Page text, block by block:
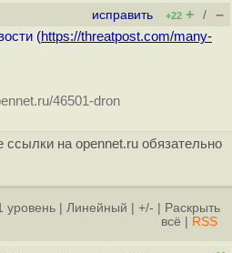
исправить +22 + / –
(https://threatpost.com/many-
46501-dron
ссылки на opennet.ru обязательно
уровень Линейный +/-
Раскрыть
всё
RSS